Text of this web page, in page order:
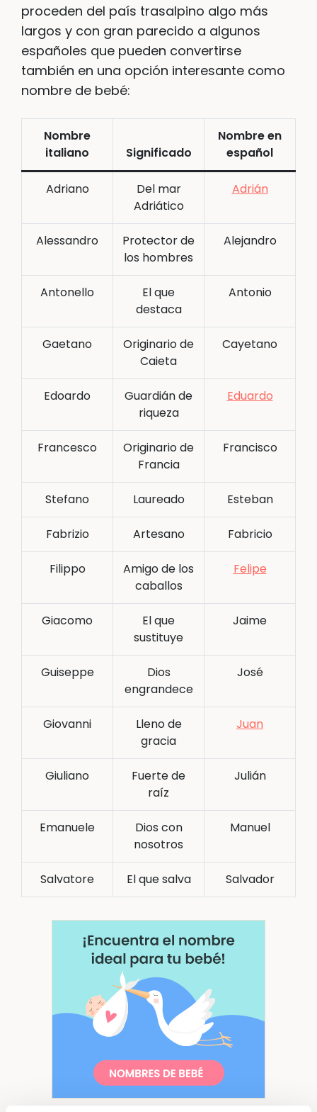
proceden del país trasalpino algo más
largos y con gran parecido a algunos
españoles que pueden convertirse
también en una opción interesante como
nombre de bebé:
Nombre
italiano
Significado
Nombre en
español
Adriano
Del mar
Adriático
Adrián
Alessandro
Protector de
los hombres
Alejandro
Antonello
El que
destaca
Antonio
Gaetano
Originario de
Caieta
Cayetano
Edoardo
Guardián de
riqueza
Eduardo
Francesco
Originario de
Francia
Francisco
Stefano Laureado Esteban
Fabrizio Artesano Fabricio
Filippo
Amigo de los
caballos
Felipe
Giacomo
El que
sustituye
Jaime
Guiseppe
Dios
engrandece
José
Giovanni
Lleno de
gracia
Juan
Giuliano
Fuerte de
raíz
Julián
Emanuele
Dios con
nosotros
Manuel
Salvatore El que salva Salvador